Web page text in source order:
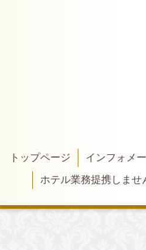
トップページ
インフォメ
ホテル業務提携しませ